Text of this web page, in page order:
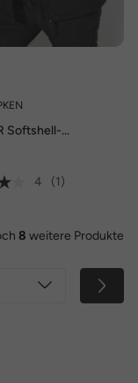
Softshell-
Kapuze
4
(1)
8 weitere Produkte